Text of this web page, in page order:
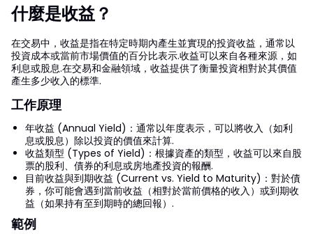
什麼是收益？
在交易中，收益是指在特定時期內產生並實現的投資收益，通常以
投資成本或當前市場價值的百分比表示.收益可以來自各種來源，如
利息或股息.在交易和金融領域，收益提供了衡量投資相對於其價值
產生多少收入的標準.
工作原理
年收益 (Annual Yield)：通常以年度表示，可以將收入（如利
息或股息）除以投資的價值來計算.
收益類型 (Types of Yield)：根據資產的類型，收益可以來自股
票的股利、債券的利息或房地產投資的報酬.
目前收益與到期收益 (Current vs. Yield to Maturity)：對於債
券，你可能會遇到當前收益（相對於當前價格的收入）或到期收
益（如果持有至到期時的總回報）.
範例